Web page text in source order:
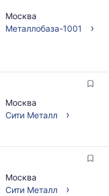
Москва
Металлобаза-1001
›
Москва
Сити Металл
›
Москва
Сити Металл
›